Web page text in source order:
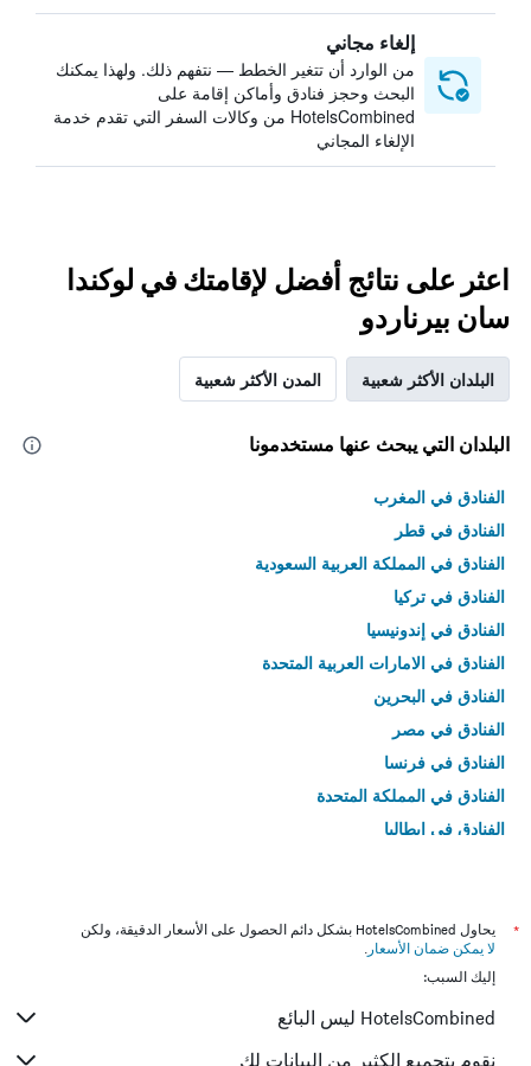
إلغاء مجاني
من الوارد أن تتغير الخطط — نتفهم ذلك. ولهذا يمكنك
البحث وحجز فنادق وأماكن إقامة على
HotelsCombined من وكالات السفر التي تقدم خدمة
الإلغاء المجاني
اعثر على نتائج أفضل لإقامتك في لوكندا
سان بيرناردو
البلدان الأكثر شعبية المدن الأكثر شعبية
البلدان التي يبحث عنها مستخدمونا
الفنادق في المغرب
الفنادق في قطر
الفنادق في المملكة العربية السعودية
الفنادق في تركيا
الفنادق في إندونيسيا
الفنادق في الامارات العربية المتحدة
الفنادق في البحرين
الفنادق في مصر
الفنادق في فرنسا
الفنادق في المملكة المتحدة
الفنادق في إيطاليا
*
يحاول HotelsCombined بشكل دائم الحصول على الأسعار الدقيقة، ولكن
لا يمكن ضمان الأسعار .
إليك السبب:
HotelsCombined ليس البائع
نقوم بتجميع الكثير من البيانات لك